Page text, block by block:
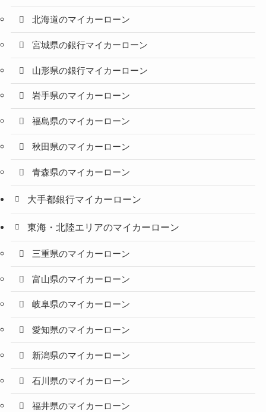
北海道のマイカーローン
宮城県の銀行マイカーローン
山形県の銀行マイカーローン
岩手県のマイカーローン
福島県のマイカーローン
秋田県のマイカーローン
青森県のマイカーローン
大手都銀行マイカーローン
東海・北陸エリアのマイカーローン
三重県のマイカーローン
富山県のマイカーローン
岐阜県のマイカーローン
愛知県のマイカーローン
新潟県のマイカーローン
石川県のマイカーローン
福井県のマイカーローン